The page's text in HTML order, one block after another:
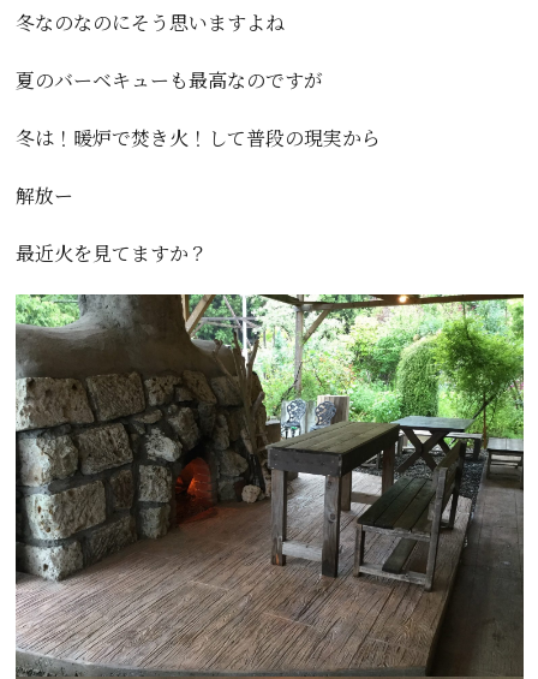
冬なのなのにそう思いますよね
夏のバーベキューも最高なのですが
冬は！暖炉で焚き火！して普段の現実から
解放ー
最近火を見てますか？